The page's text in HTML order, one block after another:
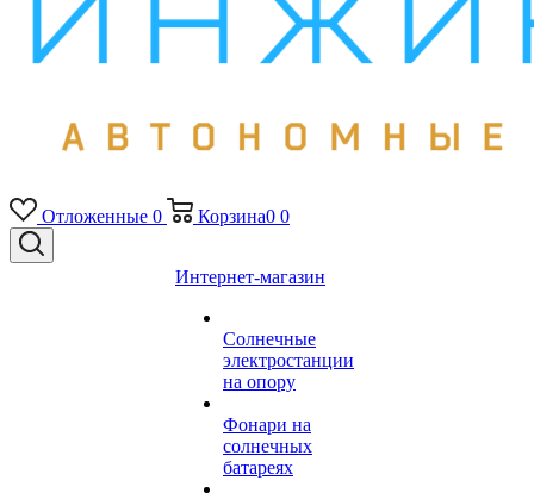
Отложенные 0 Корзина0 0
Интернет-магазин
Солнечные
электростанции
на опору
Фонари на
солнечных
батареях